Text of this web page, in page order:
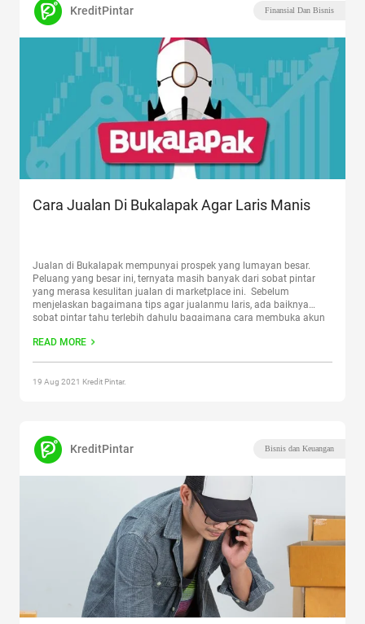
KreditPintar Finansial Dan Bisnis
Cara Jualan Di Bukalapak Agar Laris Manis
Jualan di Bukalapak mempunyai prospek yang lumayan besar.
Peluang yang besar ini, ternyata masih banyak dari sobat pintar
yang merasa kesulitan jualan di marketplace ini. Sebelum
menjelaskan bagaimana tips agar jualanmu laris, ada baiknya
sobat pintar tahu terlebih dahulu bagaimana cara membuka akun
Bukalapak 1. Buka
READ MORE
19 Aug 2021 Kredit Pintar.
KreditPintar Bisnis dan Keuangan